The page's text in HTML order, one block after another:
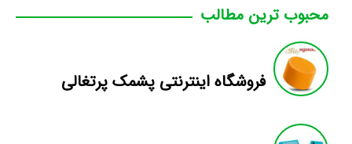
محبوب ترین مطالب
فروشگاه اینترنتی پشمک پرتغالی